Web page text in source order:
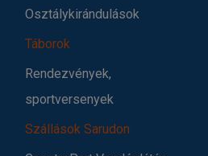
Osztálykirándulások
Táborok
Rendezvények,
sportversenyek
Szállások Sarudon